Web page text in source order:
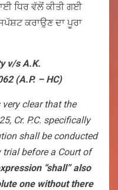
ਧਿਰ ਵੱਲੋਂ ਕੀਤੀ ਗਈ
ਕਰਾਉਣ ਦਾ ਪੂਰਾ
v/s A.K.
(A.P. – HC)
clear that the
Cr. P.C. specifically
shall be conducted
trial before a Court of
“shall” also
one without there